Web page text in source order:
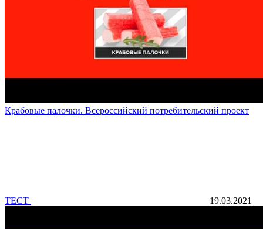
Крабовые палочки. Всероссийский потребительский проект
ТЕСТ 19.03.2021